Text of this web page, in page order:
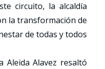
circuito, la alcaldía
la transformación de
de todas y todos
Aleida Alavez resaltó